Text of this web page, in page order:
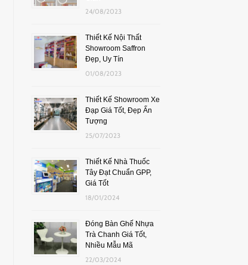
24/08/2023
Thiết Kế Nội Thất
Showroom Saffron
Đẹp, Uy Tín
01/08/2023
Thiết Kế Showroom Xe
Đạp Giá Tốt, Đẹp Ấn
Tượng
25/07/2023
Thiết Kế Nhà Thuốc
Tây Đạt Chuẩn GPP,
Giá Tốt
18/01/2024
Đóng Bàn Ghế Nhựa
Trà Chanh Giá Tốt,
Nhiều Mẫu Mã
22/03/2024